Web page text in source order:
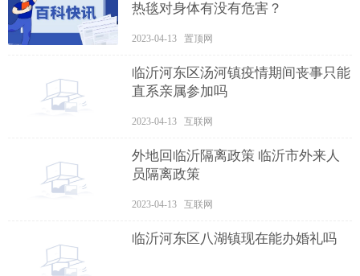
热毯对身体有没有危害？
2023-04-13 置顶网
临沂河东区汤河镇疫情期间丧事只能
直系亲属参加吗
2023-04-13 互联网
外地回临沂隔离政策 临沂市外来人
员隔离政策
2023-04-13 互联网
临沂河东区八湖镇现在能办婚礼吗